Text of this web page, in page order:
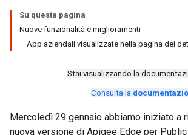
Su questa pagina
Nuove funzionalità e miglioramenti
App aziendali visualizzate nella pagina dei
Stai visualizzando la
Consulta la
Mercoledì 29 gennaio abbiamo iniziato a
nuova versione di Apigee Edge per Public